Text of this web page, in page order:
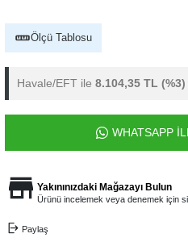
Ölçü Tablosu
Havale/EFT ile 8.104,35 TL (%3)
WHATSAPP
Yakınınızdaki Mağazayı Bulun
Ürünü incelemek veya denemek için
Paylaş